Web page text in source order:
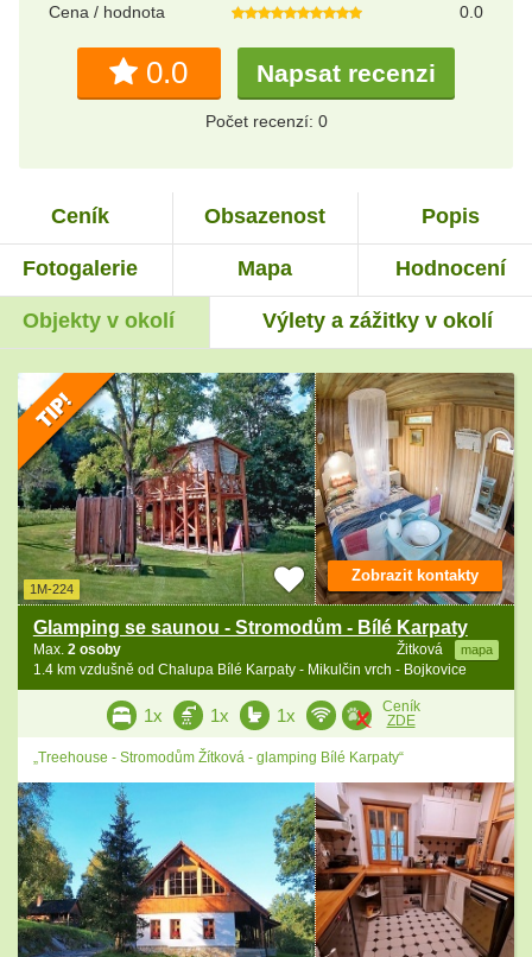
Cena / hodnota
0.0
0.0 Napsat recenzi
Počet recenzí: 0
Ceník Obsazenost Popis
Fotogalerie Mapa Hodnocení
Objekty v okolí Výlety a zážitky v okolí
1M-224
Glamping se saunou - Stromodům - Bílé Karpaty
Žitková mapa
Max. 2 osoby
1.4 km vzdušně od Chalupa Bílé Karpaty - Mikulčin vrch - Bojkovice
Zobrazit kontakty
1x 1x 1x
Ceník
ZDE
„Treehouse - Stromodům Žítková - glamping Bílé Karpaty“